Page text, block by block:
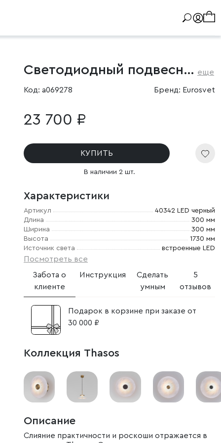
Светодиодный подвесной светильник с мраморным рассеивателем еще
Код: a069278 Бренд: Eurosvet
23 700 ₽
КУПИТЬ
В наличии 2 шт.
Характеристики
Артикул
40342 LED черный
Длина
300 мм
Ширина
300 мм
Высота
1730 мм
Источник света
встроенные LED
Посмотреть все
Забота о
клиенте
Инструкция
Сделать
умным
5
отзывов
Подарок в корзине при заказе от
30 000 ₽
Коллекция Thasos
Описание
Слияние практичности и роскоши отражается в